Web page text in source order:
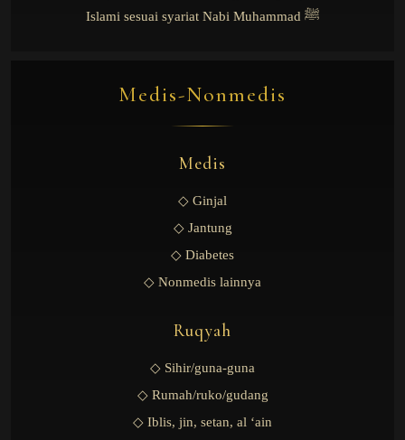
Islami sesuai syariat Nabi Muhammad ﷺ
Medis-Nonmedis
Medis
◇ Ginjal
◇ Jantung
◇ Diabetes
◇ Nonmedis lainnya
Ruqyah
◇ Sihir/guna-guna
◇ Rumah/ruko/gudang
◇ Iblis, jin, setan, al ‘ain